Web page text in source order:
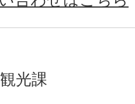
光課